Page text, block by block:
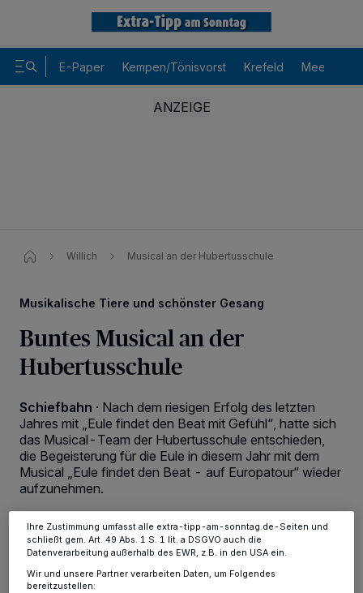
E-Paper Kempen/Tönisvorst Krefeld Meerbusch
Willich Musical an der Hubertusschule
Musikalische Tiere und schönster Gesang
Buntes Musical an der
Hubertusschule
Schiefbahn · Nach dem riesigen Erfolg des letzten
Jahres mit „Eule findet den Beat mit Gefühl“, hatte sich
das Musical-Team der Hubertusschule entschieden,
die Begeisterung für die Eule in diesem Jahr mit dem
Musical „Eule findet den Beat - auf Europatour“ wieder
aufzunehmen.
12.05.2024 , 18:55 Uhr 2 Minuten Lesezeit
Wir und unsere218-Partner speichern und greifen auf
personenbezogene Daten wie Browserdaten oder eindeutige
Tracking-Technologien für die unter „Wir und unsere Partner
verarbeiten Daten, um Ihnen Dienste bereitzustellen“ aufgeführten
Zwecke. Wenn Tracker deaktiviert sind, sind manche Inhalte und
Anzeigen möglicherweise nicht mehr so relevant für Sie. Sie können
dieses Menü jederzeit wieder aufrufen, um Ihre Einstellungen zu
ändern oder Ihre Einwilligung zu widerrufen, indem Sie auf den Link
Einstellungen oder Ablehnen am unteren Rand der Webseite klicken.
Ihre Einstellungen gelten innerhalb unseres Website. Weitere
Ihre Zustimmung umfasst alle extra-tipp-am-sonntag.de-Seiten und
schließt gem. Art. 49 Abs. 1 S. 1 lit. a DSGVO auch die
Datenverarbeitung außerhalb des EWR, z.B. in den USA ein.
Wir und unsere Partner verarbeiten Daten, um Folgendes
bereitzustellen: